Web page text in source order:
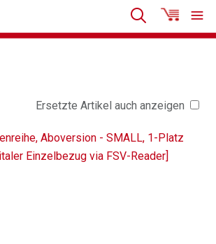
Ersetzte Artikel auch anzeigen
Aboversion - SMALL, 1-Platz
Einzelbezug via FSV-Reader]